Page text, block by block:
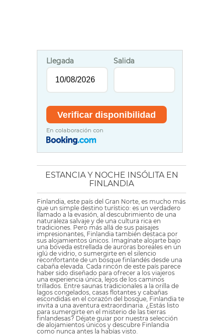
Llegada Salida
En colaboración con
ESTANCIA Y NOCHE INSÓLITA EN
FINLANDIA
Finlandia, este país del Gran Norte, es mucho más
que un simple destino turístico: es un verdadero
llamado a la evasión, al descubrimiento de una
naturaleza salvaje y de una cultura rica en
tradiciones. Pero más allá de sus paisajes
impresionantes, Finlandia también destaca por
sus alojamientos únicos. Imagínate alojarte bajo
una bóveda estrellada de auroras boreales en un
iglú de vidrio, o sumergirte en el silencio
reconfortante de un bosque finlandés desde una
cabaña elevada. Cada rincón de este país parece
haber sido diseñado para ofrecer a los viajeros
una experiencia única, lejos de los caminos
trillados. Entre saunas tradicionales a la orilla de
lagos congelados, casas flotantes y cabañas
escondidas en el corazón del bosque, Finlandia te
invita a una aventura extraordinaria. ¿Estás listo
para sumergirte en el misterio de las tierras
finlandesas? Déjate guiar por nuestra selección
de alojamientos únicos y descubre Finlandia
como nunca antes la habías visto.